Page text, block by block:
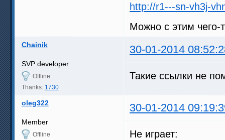
http://r1---sn-vh3j-
Можно с этим чего-
Chainik 30-01-2014
SVP developer
Offline
Thanks: 1730
Такие ссылки не
oleg322 30-01-2014
Member
Offline
Не играет: